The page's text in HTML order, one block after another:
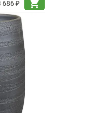
686 ₽
shopping_cart